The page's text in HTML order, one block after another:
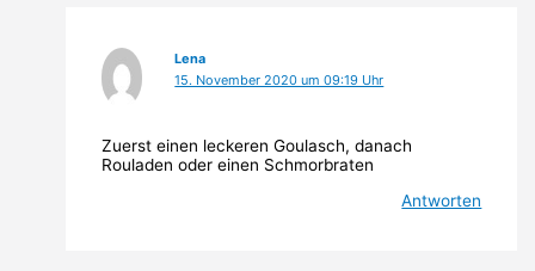
Lena
15. November 2020 um 09:19 Uhr
Zuerst einen leckeren Goulasch, danach
Rouladen oder einen Schmorbraten
Antworten